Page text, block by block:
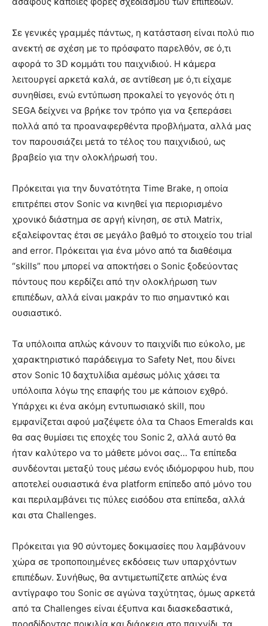
Σε γενικές γραμμές πάντως, η κατάσταση είναι πολύ πιο
ανεκτή σε σχέση με το πρόσφατο παρελθόν, σε ό,τι
αφορά το 3D κομμάτι του παιχνιδιού. Η κάμερα
λειτουργεί αρκετά καλά, σε αντίθεση με ό,τι είχαμε
συνηθίσει, ενώ εντύπωση προκαλεί το γεγονός ότι η
SEGA δείχνει να βρήκε τον τρόπο για να ξεπεράσει
πολλά από τα προαναφερθέντα προβλήματα, αλλά μας
τον παρουσιάζει μετά το τέλος του παιχνιδιού, ως
βραβείο για την ολοκλήρωσή του.
Πρόκειται για την δυνατότητα Time Brake, η οποία
επιτρέπει στον Sonic να κινηθεί για περιορισμένο
χρονικό διάστημα σε αργή κίνηση, σε στιλ Matrix,
εξαλείφοντας έτσι σε μεγάλο βαθμό το στοιχείο του trial
and error. Πρόκειται για ένα μόνο από τα διαθέσιμα
“skills” που μπορεί να αποκτήσει ο Sonic ξοδεύοντας
πόντους που κερδίζει από την ολοκλήρωση των
επιπέδων, αλλά είναι μακράν το πιο σημαντικό και
ουσιαστικό.
Τα υπόλοιπα απλώς κάνουν το παιχνίδι πιο εύκολο, με
χαρακτηριστικό παράδειγμα το Safety Net, που δίνει
στον Sonic 10 δαχτυλίδια αμέσως μόλις χάσει τα
υπόλοιπα λόγω της επαφής του με κάποιον εχθρό.
Υπάρχει κι ένα ακόμη εντυπωσιακό skill, που
εμφανίζεται αφού μαζέψετε όλα τα Chaos Emeralds και
θα σας θυμίσει τις εποχές του Sonic 2, αλλά αυτό θα
ήταν καλύτερο να το μάθετε μόνοι σας… Τα επίπεδα
συνδέονται μεταξύ τους μέσω ενός ιδιόμορφου hub, που
αποτελεί ουσιαστικά ένα platform επίπεδο από μόνο του
και περιλαμβάνει τις πύλες εισόδου στα επίπεδα, αλλά
και στα Challenges.
Πρόκειται για 90 σύντομες δοκιμασίες που λαμβάνουν
χώρα σε τροποποιημένες εκδόσεις των υπαρχόντων
επιπέδων. Συνήθως, θα αντιμετωπίζετε απλώς ένα
αντίγραφο του Sonic σε αγώνα ταχύτητας, όμως αρκετά
από τα Challenges είναι έξυπνα και διασκεδαστικά,